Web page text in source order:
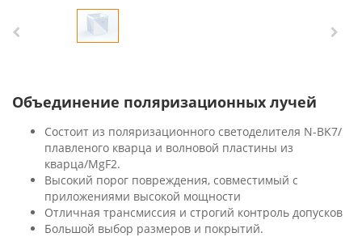
Объединение поляризационных лучей
Состоит из поляризационного светоделителя N-BK7/
плавленого кварца и волновой пластины из
кварца/MgF2.
Высокий порог повреждения, совместимый с
приложениями высокой мощности
Отличная трансмиссия и строгий контроль допусков
Большой выбор размеров и покрытий.